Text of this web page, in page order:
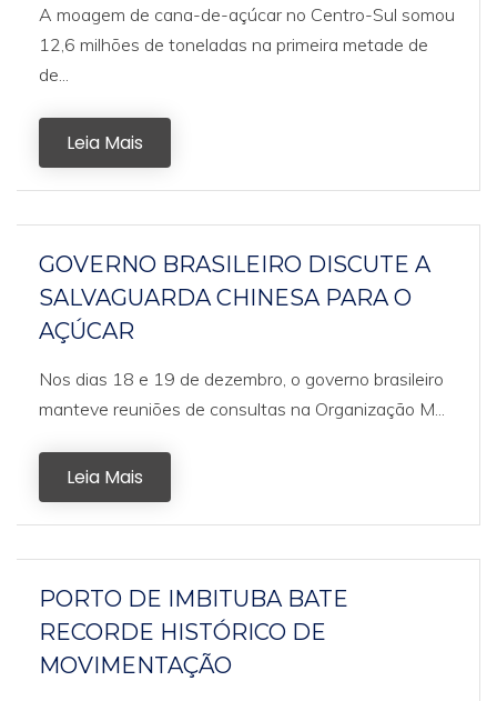
A moagem de cana-de-açúcar no Centro-Sul somou
12,6 milhões de toneladas na primeira metade de
de...
Leia Mais
GOVERNO BRASILEIRO DISCUTE A
SALVAGUARDA CHINESA PARA O
AÇÚCAR
Nos dias 18 e 19 de dezembro, o governo brasileiro
manteve reuniões de consultas na Organização M...
Leia Mais
PORTO DE IMBITUBA BATE
RECORDE HISTÓRICO DE
MOVIMENTAÇÃO